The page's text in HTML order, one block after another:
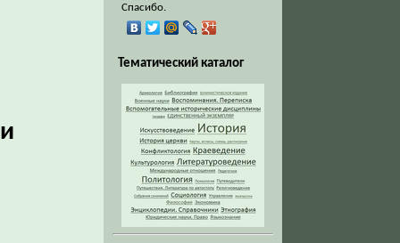
Спасибо.
Тематический каталог